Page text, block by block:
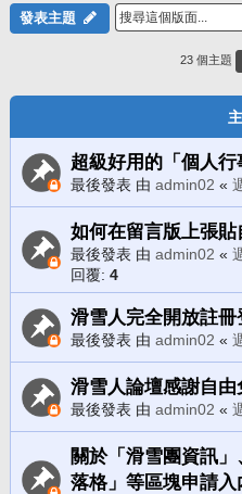
發表主題
23 個主題
超級好用的「個人行
最後發表 由 admin02 «
如何在留言版上張
最後發表 由 admin02 «
回覆: 4
滑雪人完全開放註冊
最後發表 由 admin02 «
滑雪人論壇感謝自
最後發表 由 admin02 «
關於「滑雪團資訊
落格」等區塊申請入